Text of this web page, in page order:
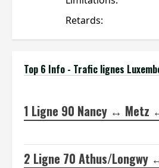
Top 6 Info - Trafic lignes
1 Ligne 90 Nancy ↔ Metz
2 Ligne 70 Athus/Longwy